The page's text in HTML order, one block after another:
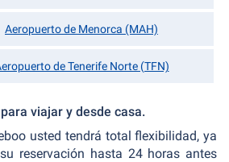
Aeropuerto de Menorca (MAH)
de Tenerife Norte (TFN)
viajar y desde casa.
usted tendrá total flexibilidad, ya
reservación hasta 24 horas antes